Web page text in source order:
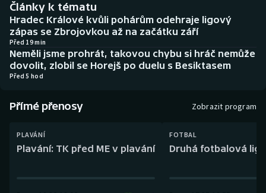
Basketbal
Biatlon
Boby a skeleton
Box
Curling
Historické návraty
Aplikace ČT sport
AZ kvíz
Články k tématu
Hradec Králové kvůli pohárům odehraje ligový
zápas se Zbrojovkou až na začátku září
Před 19 min
Neměli jsme prohrát, takovou chybu si hráč nemůže
dovolit, zlobil se Horejš po duelu s Besiktasem
Před 5 hod
Přímé přenosy Zobrazit program
PLAVÁNÍ
Plavání: TK před ME v plavání
FOTBAL
Druhá fotbalová